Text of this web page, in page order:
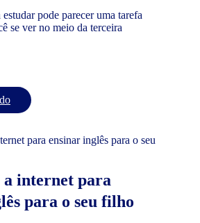
pode parecer uma tarefa
se ver no meio da terceira
a internet para
para o seu filho